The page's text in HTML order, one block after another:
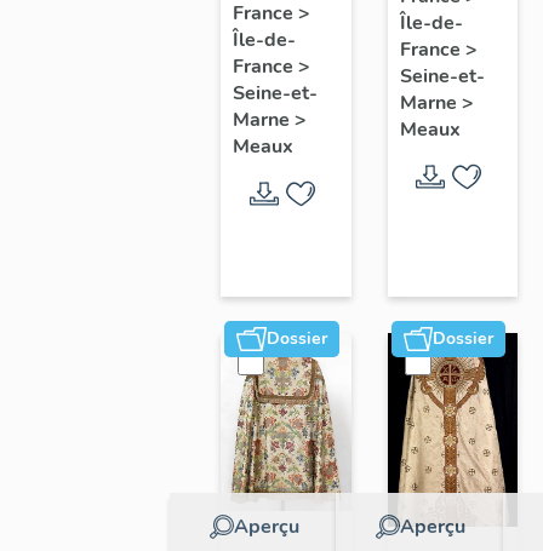
collectif
sur les
cours
communes
du
Faubourg
Saint-
France >
Île-de-
France >
Seine-et-
Marne >
Meaux
l'étude
du
patrimoine
de
Meaux
Île-de-
France >
Seine-et-
Marne >
Meaux
Dossier
Aperçu
Dossier
Aperçu